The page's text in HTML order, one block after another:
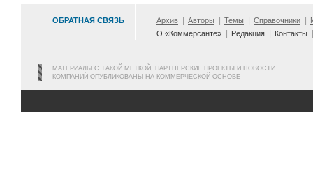
ОБРАТНАЯ СВЯЗЬ Архив Авторы Темы Справочники
О «Коммерсанте»
Редакция Контакты
МАТЕРИАЛЫ С ТАКОЙ МЕТКОЙ, ПАРТНЕРСКИЕ ПРОЕКТЫ И НОВОСТИ
КОМПАНИЙ ОПУБЛИКОВАНЫ НА КОММЕРЧЕСКОЙ ОСНОВЕ